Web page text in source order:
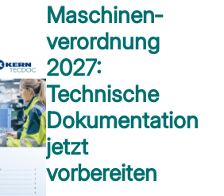
Maschinen­
verordnung
2027:
Technische
Dokumentation
jetzt
vorbereiten